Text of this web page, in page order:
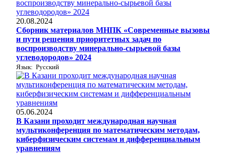
20.08.2024
Сборник материалов МНПК «Современные вызовы
и пути решения приоритетных задач по
воспроизводству минерально-сырьевой базы
углеводородов» 2024
Язык: Русский
05.06.2024
В Казани проходит международная научная
мультиконференция по математическим методам,
киберфизическим системам и дифференциальным
уравнениям